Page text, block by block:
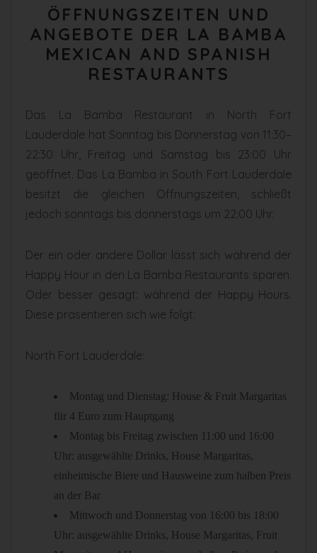
ÖFFNUNGSZEITEN UND
ANGEBOTE DER LA BAMBA
MEXICAN AND SPANISH
RESTAURANTS
Das La Bamba Restaurant in North Fort
Lauderdale hat Sonntag bis Donnerstag von 11:30–
22:30 Uhr, Freitag und Samstag bis 23:00 Uhr
geöffnet. Das La Bamba in South Fort Lauderdale
besitzt die gleichen Öffnungszeiten, schließt
jedoch sonntags bis donnerstags um 22:00 Uhr.
Der ein oder andere Dollar lässt sich während der
Happy Hour in den La Bamba Restaurants sparen.
Oder besser gesagt: während der Happy Hours.
Diese präsentieren sich wie folgt:
North Fort Lauderdale:
Montag und Dienstag: House & Fruit Margaritas
für 4 Euro zum Hauptgang
Montag bis Freitag zwischen 11:00 und 16:00
Uhr: ausgewählte Drinks, House Margaritas,
einheimische Biere und Hausweine zum halben Preis
an der Bar
Mittwoch und Donnerstag von 16:00 bis 18:00
Uhr: ausgewählte Drinks, House Margaritas, Fruit